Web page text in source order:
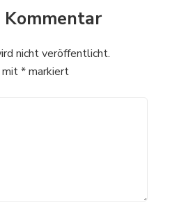
Kommentar
nicht veröffentlicht.
mit*markiert